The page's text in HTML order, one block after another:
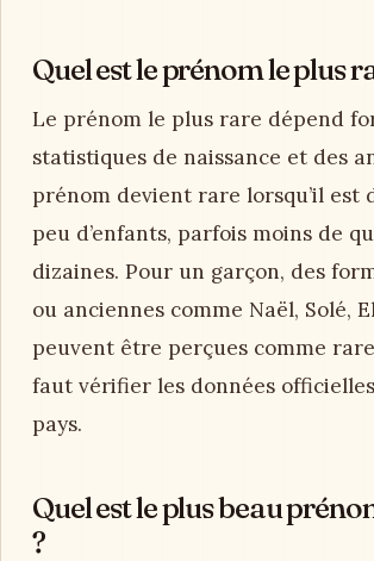
Quel est le prénom le plus
Le prénom le plus rare dépend
statistiques de naissance et des
prénom devient rare lorsqu’il est
peu d’enfants, parfois moins de
dizaines. Pour un garçon, des
ou anciennes comme Naël, Solé,
peuvent être perçues comme
faut vérifier les données
pays.
Quel est le plus beau
?